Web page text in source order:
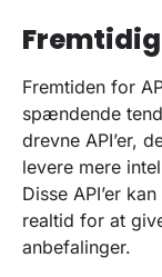
Fremtiden for
spændende
drevne API’er,
levere mere
Disse API’er
realtid for at
anbefalinger.